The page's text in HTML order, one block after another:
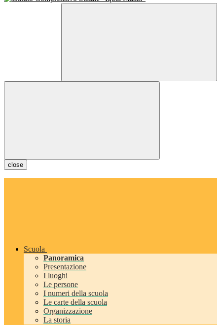
close
Scuola
Panoramica
Presentazione
I luoghi
Le persone
I numeri della scuola
Le carte della scuola
Organizzazione
La storia